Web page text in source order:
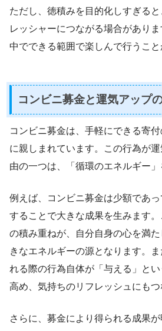
ただし、徳積みを目的化しすぎる
レッシャーにつながる場合があり
中でできる範囲で楽しんで行うこと
コンビニ募金と運気アップ
コンビニ募金は、手軽にできる寄
に親しまれています。この行為が
由の一つは、「循環のエネルギー」
例えば、コンビニ募金は少額であ
することで大きな成果を生みます
の積み重ねが、自分自身の心を満
きなエネルギーの源となります。
れる際の行為自体が「与える」と
高め、気持ちのリフレッシュにもつ
さらに、募金により得られる成果